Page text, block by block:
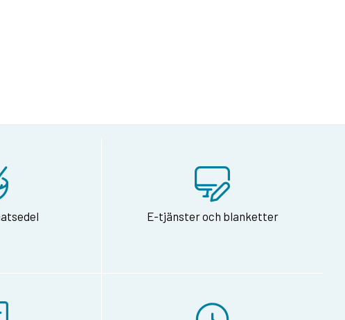
på Facebook
E-tjänster och blanketter